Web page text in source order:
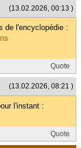
(13.02.2026, 00:13 )
de l'encyclopédie :
Quote
(13.02.2026, 08:21 )
l'instant :
Quote